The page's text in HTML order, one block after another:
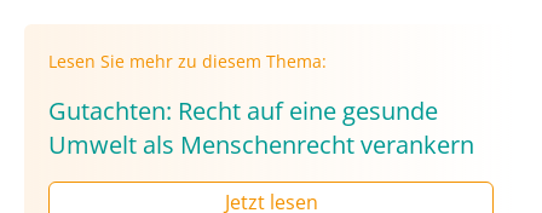
Lesen Sie mehr zu diesem Thema:
Gutachten: Recht auf eine gesunde
Umwelt als Menschenrecht verankern
Jetzt lesen